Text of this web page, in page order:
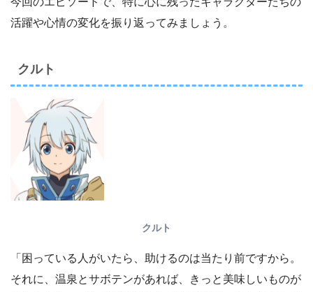
活躍や心情の変化を振り返ってみましょう。
クルト
クルト
「困っている人がいたら、助けるのは当たり前ですから。
それに、温泉とサボテンがあれば、きっと美味しいものが